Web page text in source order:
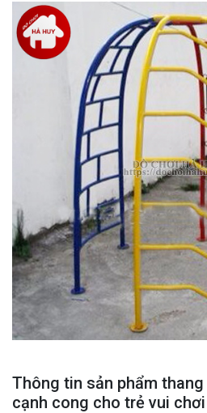
Thông tin sản phẩm
cạnh cong cho trẻ vui chơi